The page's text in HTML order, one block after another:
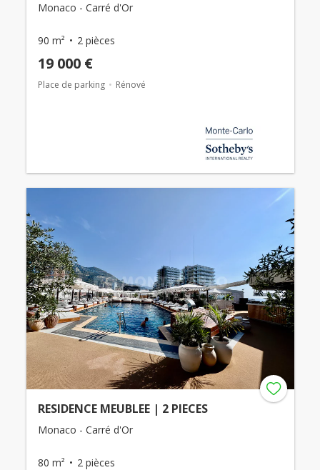
Monaco - Carré d'Or
90 m² 2 pièces
19 000 €
Place de parking Rénové
RESIDENCE MEUBLEE | 2 PIECES
Monaco - Carré d'Or
80 m² 2 pièces